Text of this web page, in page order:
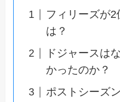
フィリーズが
は？
ドジャースは
かったのか？
ポストシーズ